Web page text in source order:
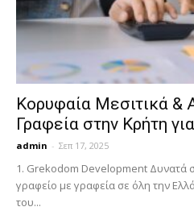
Κορυφαία Μεσιτικά &
Γραφεία στην Κρήτη
admin - Σεπ 17, 2025
1. Grekodom Development Δυνατά
γραφείο με γραφεία σε όλη την
του...